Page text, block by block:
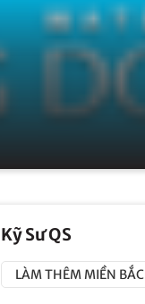
Kỹ Sư QS
LÀM THÊM MIỀN BẮC